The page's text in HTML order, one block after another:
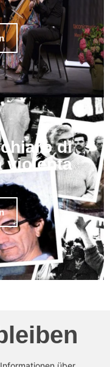
di
violenta